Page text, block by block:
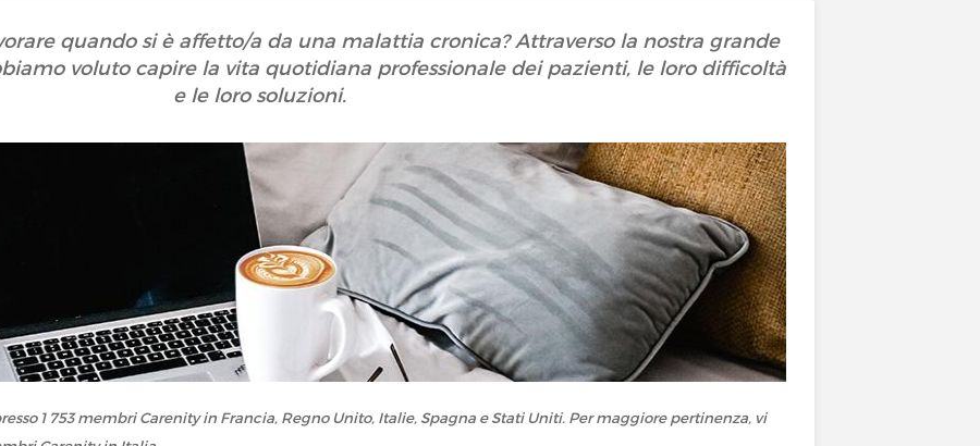
quando si è affetto/a da una malattia cronica? Attraverso la nostra grande
voluto capire la vita quotidiana professionale dei pazienti, le loro difficoltà
e le loro soluzioni.
1 753 membri Carenity in Francia, Regno Unito, Italie, Spagna e Stati Uniti. Per maggiore pertinenza, vi